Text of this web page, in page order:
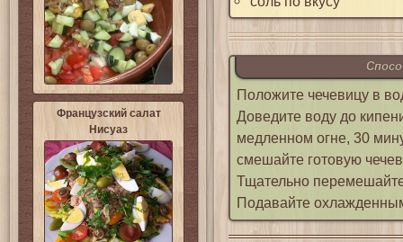
Французский салат
Нисуаз
Положите чечевицу в
Доведите воду до
медленном огне, 30
смешайте готовую
Тщательно
Подавайте